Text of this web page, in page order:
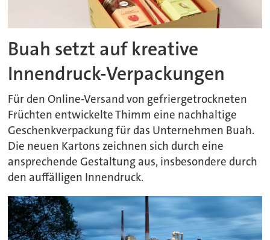
Buah setzt auf kreative
Innendruck-Verpackungen
Für den Online-Versand von gefriergetrockneten
Früchten entwickelte Thimm eine nachhaltige
Geschenkverpackung für das Unternehmen Buah.
Die neuen Kartons zeichnen sich durch eine
ansprechende Gestaltung aus, insbesondere durch
den auffälligen Innendruck.